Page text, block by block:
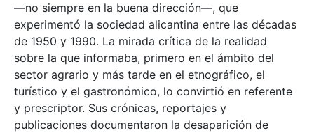
—no siempre en la buena dirección—, que
experimentó la sociedad alicantina entre las décadas
de 1950 y 1990. La mirada crítica de la realidad
sobre la que informaba, primero en el ámbito del
sector agrario y más tarde en el etnográfico, el
turístico y el gastronómico, lo convirtió en referente
y prescriptor. Sus crónicas, reportajes y
publicaciones documentaron la desaparición de